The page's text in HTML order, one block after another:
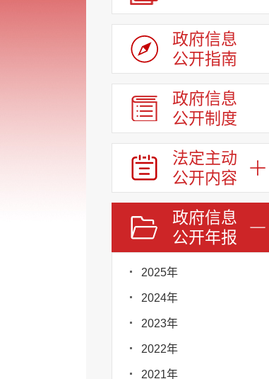
政府信息
公开指南
政府信息
公开制度
法定主动
公开内容
政府信息
公开年报
2025年
2024年
2023年
2022年
2021年